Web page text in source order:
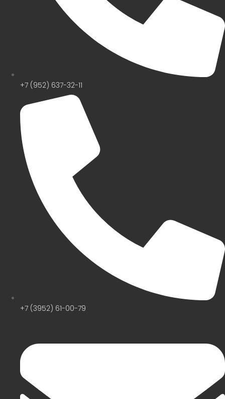
+7 (952) 637-32-11
+7 (3952) 61-00-79